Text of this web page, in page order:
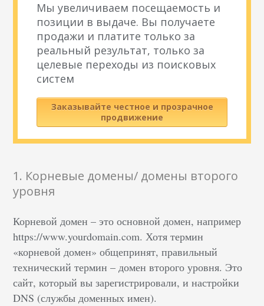
Мы увеличиваем посещаемость и
позиции в выдаче. Вы получаете
продажи и платите только за
реальный результат, только за
целевые переходы из поисковых
систем
Заказывайте честное и прозрачное
продвижение
1. Корневые домены/ домены второго
уровня
Корневой домен – это основной домен, например
https://www.yourdomain.com. Хотя термин
«корневой домен» общепринят, правильный
технический термин – домен второго уровня. Это
сайт, который вы зарегистрировали, и настройки
DNS (службы доменных имен).